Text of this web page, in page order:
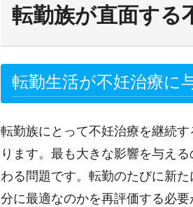
転勤族が直面する
転勤生活が不妊治療に
転勤族にとって不妊治療を継続
ります。最も大きな影響を与え
わる問題です。転勤のたびに新
分に最適なのかを再評価する必